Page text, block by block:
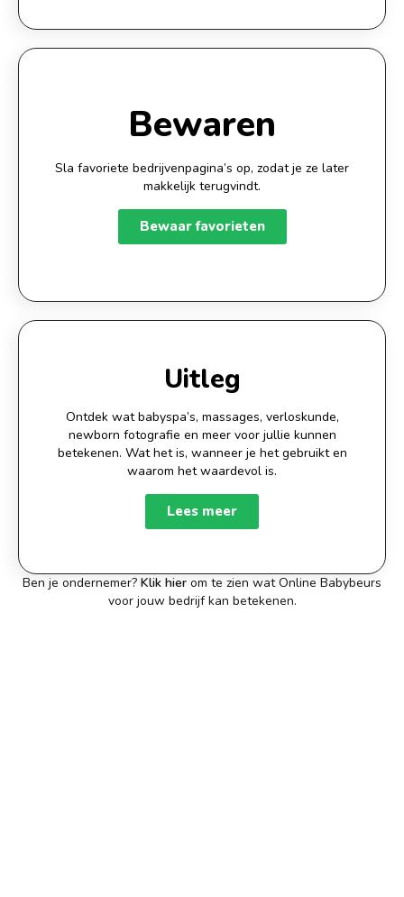
Bewaren
Sla favoriete bedrijvenpagina’s op, zodat je ze later
makkelijk terugvindt.
Bewaar favorieten
Uitleg
Ontdek wat babyspa’s, massages, verloskunde,
newborn fotografie en meer voor jullie kunnen
betekenen. Wat het is, wanneer je het gebruikt en
waarom het waardevol is.
Lees meer
Ben je ondernemer? Klik hier om te zien wat Online Babybeurs
voor jouw bedrijf kan betekenen.